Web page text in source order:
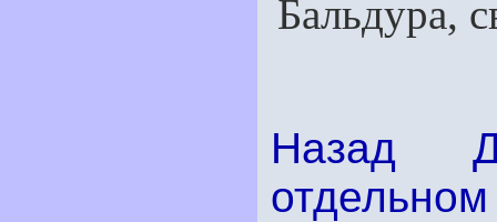
Бальдура,
Назад